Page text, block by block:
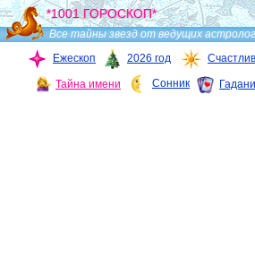
*1001 ГОРОСКОП*
Все тайны звезд от ведущих
Ежескоп
2026 год
Тайна имени Сонник